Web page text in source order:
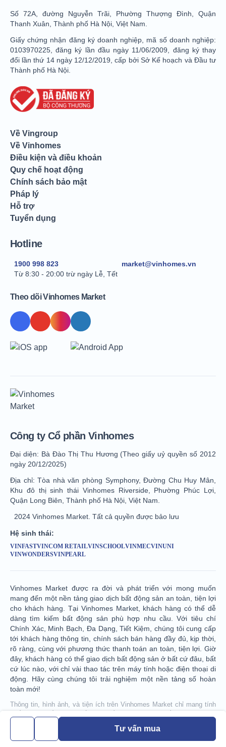
Số 72A, đường Nguyễn Trãi, Phường Thượng Đình, Quận
Thanh Xuân, Thành phố Hà Nội, Việt Nam.
Giấy chứng nhận đăng ký doanh nghiệp, mã số doanh nghiệp:
0103970225, đăng ký lần đầu ngày 11/06/2009, đăng ký thay
đổi lần thứ 14 ngày 12/12/2019, cấp bởi Sở Kế hoạch và Đầu tư
Thành phố Hà Nội.
Về Vingroup
Về Vinhomes
Điều kiện và điều khoản
Quy chế hoạt động
Chính sách bảo mật
Pháp lý
Hỗ trợ
Tuyển dụng
Hotline
1900 998 823
Từ 8:30 - 20:00 trừ ngày Lễ, Tết
market@vinhomes.vn
Theo dõi Vinhomes Market
Vinhomes Market được ra đời và phát triển với mong muốn
mang đến một nền tảng giao dịch bất động sản an toàn, tiện lợi
cho khách hàng. Tại Vinhomes Market, khách hàng có thể dễ
dàng tìm kiếm bất động sản phù hợp nhu cầu. Với tiêu chí
Chính Xác, Minh Bạch, Đa Dạng, Tiết Kiệm, chúng tôi cung cấp
tới khách hàng thông tin, chính sách bán hàng đầy đủ, kịp thời,
rõ ràng, cùng với phương thức thanh toán an toàn, tiện lợi. Giờ
đây, khách hàng có thể giao dịch bất động sản ở bất cứ đâu, bất
cứ lúc nào, với chỉ vài thao tác trên máy tính hoặc điện thoại di
động. Hãy cùng chúng tôi trải nghiệm một nền tảng số hoàn
toàn mới!
Thông tin, hình ảnh, và tiện ích trên Vinhomes Market chỉ mang tính
tế thi công của Dự Án. Hình ảnh mang tính minh họa định hướng và
có thể được Chủ Đầu Tư cập nhật, bổ sung trong quá trình triển khai.
Công ty Cổ phần Vinhomes
Đại diện: Bà Đào Thị Thu Hương (Theo giấy uỷ quyền số 2012
ngày 20/12/2025)
Địa chỉ: Tòa nhà văn phòng Symphony, Đường Chu Huy Mân,
Khu đô thị sinh thái Vinhomes Riverside, Phường Phúc Lợi,
Quận Long Biên, Thành phố Hà Nội, Việt Nam.
2024 Vinhomes Market. Tất cả quyền được bảo lưu
Hệ sinh thái:
VINFASTVINCOM RETAILVINSCHOOLVINMECVINUNI
VINWONDERSVINPEARL